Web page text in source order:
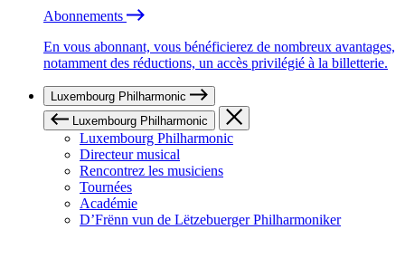
Abonnements
En vous abonnant, vous bénéficierez de nombreux avantages,
notamment des réductions, un accès privilégié à la billetterie.
Luxembourg Philharmonic
Luxembourg Philharmonic
Luxembourg Philharmonic
Directeur musical
Rencontrez les musiciens
Tournées
Académie
D’Frënn vun de Lëtzebuerger Philharmoniker